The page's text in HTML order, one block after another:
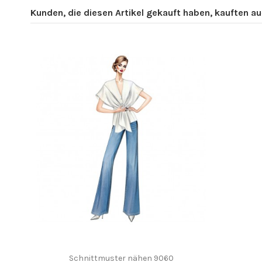
Kunden, die diesen Artikel gekauft haben, kauften
Schnittmuster nähen 9060